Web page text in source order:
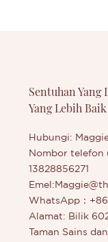
Sentuhan Yang
Yang Lebih Baik
Hubungi:
Nombor telefon
13828856271
Emel:
WhatsApp：+86
Alamat: Bilik
Taman Sains